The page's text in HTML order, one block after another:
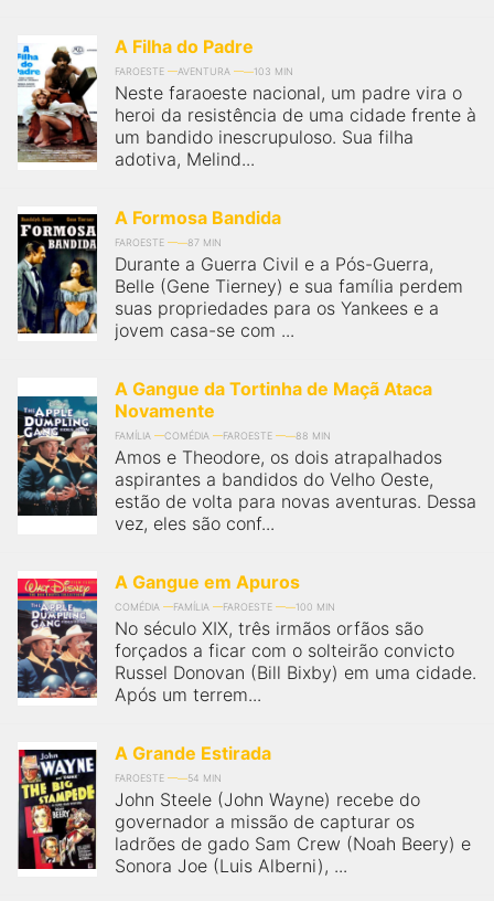
A Filha do Padre
FAROESTE AVENTURA 103 MIN
Neste faraoeste nacional, um padre vira o
heroi da resistência de uma cidade frente à
um bandido inescrupuloso. Sua filha
adotiva, Melind...
A Formosa Bandida
FAROESTE 87 MIN
Durante a Guerra Civil e a Pós-Guerra,
Belle (Gene Tierney) e sua família perdem
suas propriedades para os Yankees e a
jovem casa-se com ...
A Gangue da Tortinha de Maçã Ataca
Novamente
FAMÍLIA COMÉDIA FAROESTE 88 MIN
Amos e Theodore, os dois atrapalhados
aspirantes a bandidos do Velho Oeste,
estão de volta para novas aventuras. Dessa
vez, eles são conf...
A Gangue em Apuros
COMÉDIA FAMÍLIA FAROESTE 100 MIN
No século XIX, três irmãos orfãos são
forçados a ficar com o solteirão convicto
Russel Donovan (Bill Bixby) em uma cidade.
Após um terrem...
A Grande Estirada
FAROESTE 54 MIN
John Steele (John Wayne) recebe do
governador a missão de capturar os
ladrões de gado Sam Crew (Noah Beery) e
Sonora Joe (Luis Alberni), ...